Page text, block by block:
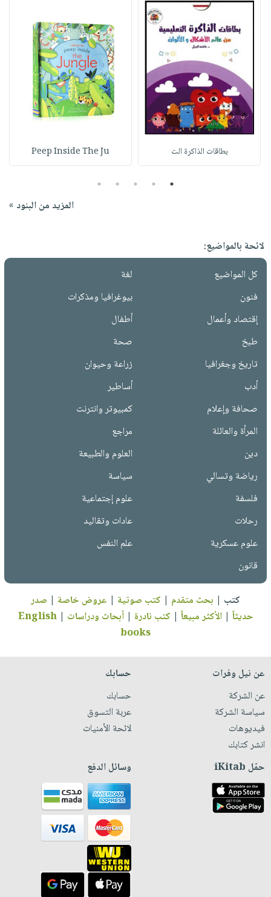
بطاقات الذاكرة الت Peep Inside The Ju
1
2
3
4
5
المزيد من البنود »
لائحة بالمواضيع:
كل المواضيع
لغة
فنون
بيوغرافيا ومذكرات
إقتصاد وأعمال
أطفال
طبخ
صحة
تاريخ وجغرافيا
زراعة وحيوان
أدب
أساطير
صحافة وإعلام
كمبيوتر وانترنت
المرأة والعائلة
مراجع
دين
العلوم والطبيعة
رياضة وتسالي
سياسة
فلسفة
علوم إجتماعية
رحلات
عادات وتقاليد
علوم عسكرية
علم النفس
قانون
كتب | بحث متقدم | كتب صوتية | عروض خاصة | صدر
حديثاً |الأكثر مبيعاً | كتب نادرة |أبحاث ودراسات |
English
books
عن نيل وفرات
عن الشركة
سياسة الشركة
فيديوهات
انشر كتابك
حسابك
حسابك
عربة التسوق
لائحة الأمنيات
حمّل iKitab وسائل الدفع